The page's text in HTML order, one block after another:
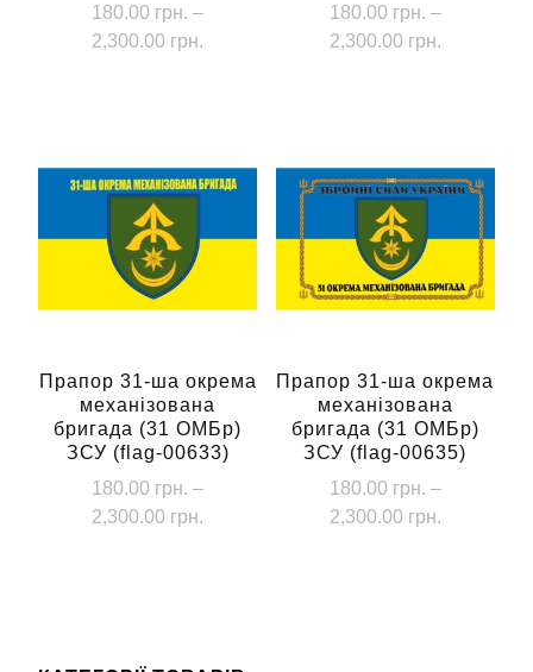
180.00 грн. –
2,300.00 грн.
2,300.00 грн.
кілька
варіантів.
Параметри
можна
вибрати
сторінці
товару
180.00 грн. –
2,300.00 грн.
2,300.00
кілька
варіантів.
Параметри
можна
вибрати
сторінці
товару
Прапор 31-ша окрема
механізована
бригада (31 ОМБр)
ЗСУ (flag-00633)
180.00 грн. –
2,300.00 грн.
Прапор 31-ша окрема
механізована
бригада (31 ОМБр)
ЗСУ (flag-00635)
180.00 грн. –
2,300.00 грн.